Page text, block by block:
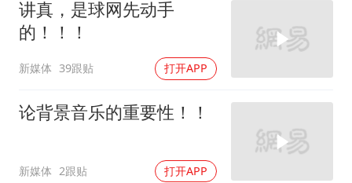
奋进开新局 实干挑大梁
讲真，是球网先动手
的！！！
新媒体 39跟贴 打开APP
论背景音乐的重要性！！
新媒体 2跟贴 打开APP